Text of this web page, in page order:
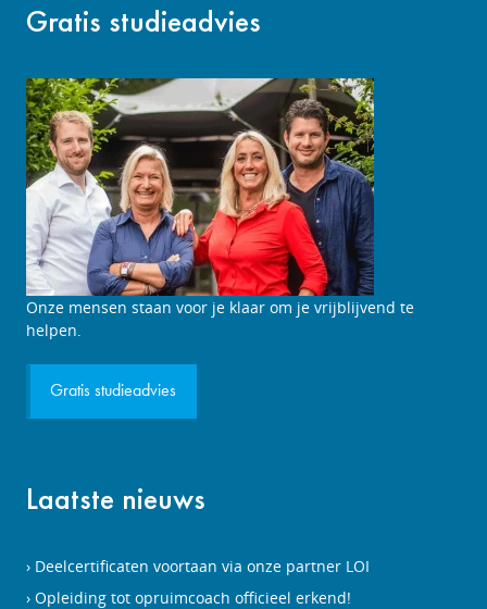
Gratis studieadvies
Studieadviesgesprek
aanvragen
Onze mensen staan voor je klaar om je vrijblijvend te
helpen.
Gratis studieadvies
Laatste nieuws
Deelcertificaten voortaan via onze partner LOI
Opleiding tot opruimcoach officieel erkend!